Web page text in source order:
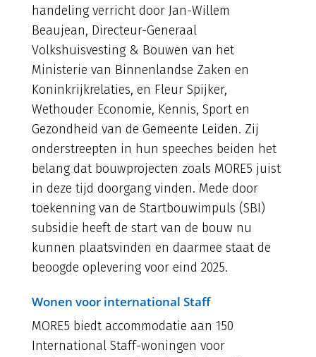
handeling verricht door Jan-Willem
Beaujean, Directeur-Generaal
Volkshuisvesting & Bouwen van het
Ministerie van Binnenlandse Zaken en
Koninkrijkrelaties, en Fleur Spijker,
Wethouder Economie, Kennis, Sport en
Gezondheid van de Gemeente Leiden. Zij
onderstreepten in hun speeches beiden het
belang dat bouwprojecten zoals MORE5 juist
in deze tijd doorgang vinden. Mede door
toekenning van de Startbouwimpuls (SBI)
subsidie heeft de start van de bouw nu
kunnen plaatsvinden en daarmee staat de
beoogde oplevering voor eind 2025.
Wonen voor international Staff
MORE5 biedt accommodatie aan 150
International Staff-woningen voor